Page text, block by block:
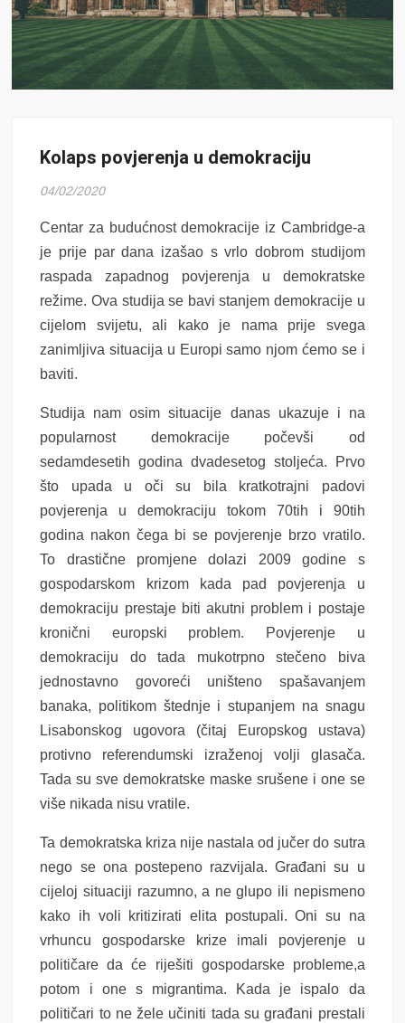
Kolaps povjerenja u demokraciju
04/02/2020
Centar za budućnost demokracije iz Cambridge-a
je prije par dana izašao s vrlo dobrom studijom
raspada zapadnog povjerenja u demokratske
režime. Ova studija se bavi stanjem demokracije u
cijelom svijetu, ali kako je nama prije svega
zanimljiva situacija u Europi samo njom ćemo se i
baviti.
Studija nam osim situacije danas ukazuje i na
popularnost demokracije počevši od
sedamdesetih godina dvadesetog stoljeća. Prvo
što upada u oči su bila kratkotrajni padovi
povjerenja u demokraciju tokom 70tih i 90tih
godina nakon čega bi se povjerenje brzo vratilo.
To drastične promjene dolazi 2009 godine s
gospodarskom krizom kada pad povjerenja u
demokraciju prestaje biti akutni problem i postaje
kronični europski problem. Povjerenje u
demokraciju do tada mukotrpno stečeno biva
jednostavno govoreći uništeno spašavanjem
banaka, politikom štednje i stupanjem na snagu
Lisabonskog ugovora (čitaj Europskog ustava)
protivno referendumski izraženoj volji glasača.
Tada su sve demokratske maske srušene i one se
više nikada nisu vratile.
Ta demokratska kriza nije nastala od jučer do sutra
nego se ona postepeno razvijala. Građani su u
cijeloj situaciji razumno, a ne glupo ili nepismeno
kako ih voli kritizirati elita postupali. Oni su na
vrhuncu gospodarske krize imali povjerenje u
političare da će riješiti gospodarske probleme,a
potom i one s migrantima. Kada je ispalo da
političari to ne žele učiniti tada su građani prestali